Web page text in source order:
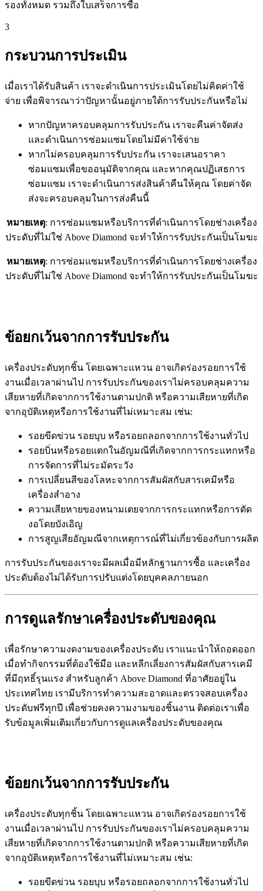
รองทั้งหมด รวมถึงใบเสร็จการซื้อ
3
กระบวนการประเมิน
เมื่อเราได้รับสินค้า เราจะดำเนินการประเมินโดยไม่คิดค่าใช้
จ่าย เพื่อพิจารณาว่าปัญหานั้นอยู่ภายใต้การรับประกันหรือไม่
หากปัญหาครอบคลุมการรับประกัน เราจะคืนค่าจัดส่ง
และดำเนินการซ่อมแซมโดยไม่มีค่าใช้จ่าย
หากไม่ครอบคลุมการรับประกัน เราจะเสนอราคา
ซ่อมแซมเพื่อขออนุมัติจากคุณ และหากคุณปฏิเสธการ
ซ่อมแซม เราจะดำเนินการส่งสินค้าคืนให้คุณ โดยค่าจัด
ส่งจะครอบคลุมในการส่งคืนนี้
หมายเหตุ: การซ่อมแซมหรือบริการที่ดำเนินการโดยช่างเครื่อง
ประดับที่ไม่ใช่ Above Diamond จะทำให้การรับประกันเป็นโมฆะ
หมายเหตุ: การซ่อมแซมหรือบริการที่ดำเนินการโดยช่างเครื่อง
ประดับที่ไม่ใช่ Above Diamond จะทำให้การรับประกันเป็นโมฆะ
ข้อยกเว้นจากการรับประกัน
เครื่องประดับทุกชิ้น โดยเฉพาะแหวน อาจเกิดร่องรอยการใช้
งานเมื่อเวลาผ่านไป การรับประกันของเราไม่ครอบคลุมความ
เสียหายที่เกิดจากการใช้งานตามปกติ หรือความเสียหายที่เกิด
จากอุบัติเหตุหรือการใช้งานที่ไม่เหมาะสม เช่น:
รอยขีดข่วน รอยบุบ หรือรอยถลอกจากการใช้งานทั่วไป
รอยบิ่นหรือรอยแตกในอัญมณีที่เกิดจากการกระแทกหรือ
การจัดการที่ไม่ระมัดระวัง
การเปลี่ยนสีของโลหะจากการสัมผัสกับสารเคมีหรือ
เครื่องสำอาง
ความเสียหายของหนามเตยจากการกระแทกหรือการดัด
งอโดยบังเอิญ
การสูญเสียอัญมณีจากเหตุการณ์ที่ไม่เกี่ยวข้องกับการผลิต
การรับประกันของเราจะมีผลเมื่อมีหลักฐานการซื้อ และเครื่อง
ประดับต้องไม่ได้รับการปรับแต่งโดยบุคคลภายนอก
การดูแลรักษาเครื่องประดับของคุณ
เพื่อรักษาความงดงามของเครื่องประดับ เราแนะนำให้ถอดออก
เมื่อทำกิจกรรมที่ต้องใช้มือ และหลีกเลี่ยงการสัมผัสกับสารเคมี
ที่มีฤทธิ์รุนแรง สำหรับลูกค้า Above Diamond ที่อาศัยอยู่ใน
ประเทศไทย เรามีบริการทำความสะอาดและตรวจสอบเครื่อง
ประดับฟรีทุกปี เพื่อช่วยคงความงามของชิ้นงาน ติดต่อเราเพื่อ
รับข้อมูลเพิ่มเติมเกี่ยวกับการดูแลเครื่องประดับของคุณ
ข้อยกเว้นจากการรับประกัน
เครื่องประดับทุกชิ้น โดยเฉพาะแหวน อาจเกิดร่องรอยการใช้
งานเมื่อเวลาผ่านไป การรับประกันของเราไม่ครอบคลุมความ
เสียหายที่เกิดจากการใช้งานตามปกติ หรือความเสียหายที่เกิด
จากอุบัติเหตุหรือการใช้งานที่ไม่เหมาะสม เช่น:
รอยขีดข่วน รอยบุบ หรือรอยถลอกจากการใช้งานทั่วไป